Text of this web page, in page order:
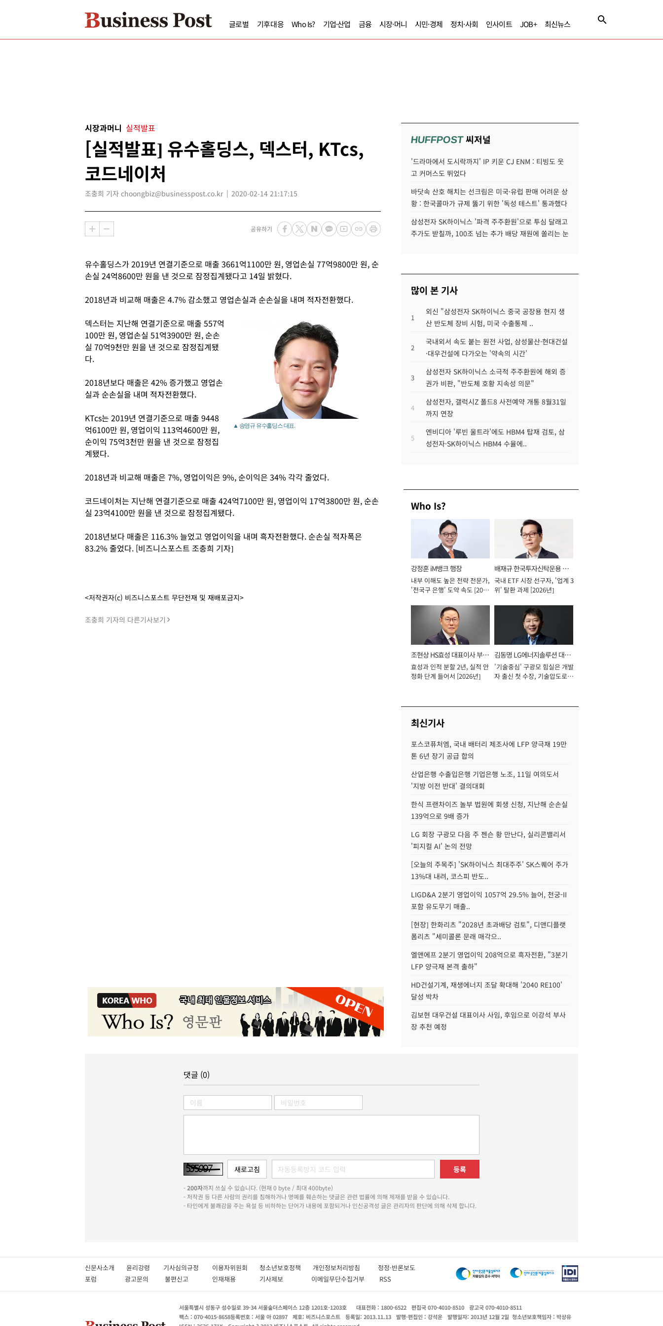
글로벌 기후대응 Who Is? 기업·산업 금융 시장·머니 시민·경제 정치·사회 인사이트 JOB+ 최신뉴스
시장과머니 실적발표
[실적발표] 유수홀딩스, 덱스터, KTcs,
코드네이처
조충희 기자 choongbiz@businesspost.co.kr 2020-02-14 21:17:15
공유하기
유수홀딩스가 2019년 연결기준으로 매출 3661억1100만 원, 영업손실 77억9800만 원, 순
손실 24억8600만 원을 낸 것으로 잠정집계됐다고 14일 밝혔다.
2018년과 비교해 매출은 4.7% 감소했고 영업손실과 순손실을 내며 적자전환했다.
▲ 송영규 유수홀딩스 대표.
덱스터는 지난해 연결기준으로 매출 557억
100만 원, 영업손실 51억3900만 원, 순손
실 70억9천만 원을 낸 것으로 잠정집계됐
다.
2018년보다 매출은 42% 증가했고 영업손
실과 순손실을 내며 적자전환했다.
KTcs는 2019년 연결기준으로 매출 9448
억6100만 원, 영업이익 113억4600만 원,
순이익 75억3천만 원을 낸 것으로 잠정집
계됐다.
2018년과 비교해 매출은 7%, 영업이익은 9%, 순이익은 34% 각각 줄었다.
코드네이처는 지난해 연결기준으로 매출 424억7100만 원, 영업이익 17억3800만 원, 순손
실 23억4100만 원을 낸 것으로 잠정집계됐다.
2018년보다 매출은 116.3% 늘었고 영업이익을 내며 흑자전환했다. 순손실 적자폭은
83.2% 줄었다. [비즈니스포스트 조충희 기자]
<저작권자(c) 비즈니스포스트 무단전재 및 재배포금지>
조충희 기자의 다른기사보기
HUFFPOST씨저널
'드라마에서 도시락까지' IP 키운 CJ ENM : 티빙도 웃
고 커머스도 뛰었다
바닷속 산호 해치는 선크림은 미국·유럽 판매 어려운 상
황 : 한국콜마가 규제 뚫기 위한 '독성 테스트' 통과했다
삼성전자 SK하이닉스 '파격 주주환원'으로 투심 달래고
주가도 받칠까, 100조 넘는 추가 배당 재원에 쏠리는 눈
많이 본 기사
1
외신 "삼성전자 SK하이닉스 중국 공장용 현지 생
산 반도체 장비 시험, 미국 수출통제 ..
2
국내외서 속도 붙는 원전 사업, 삼성물산·현대건설
·대우건설에 다가오는 '약속의 시간'
3
삼성전자 SK하이닉스 소극적 주주환원에 해외 증
권가 비판, "반도체 호황 지속성 의문"
4
삼성전자, 갤럭시Z 폴드8 사전예약 개통 8월31일
까지 연장
5
엔비디아 '루빈 울트라'에도 HBM4 탑재 검토, 삼
성전자·SK하이닉스 HBM4 수율에..
Who Is?
강정훈 iM뱅크 행장
내부 이해도 높은 전략 전문가,
'전국구 은행' 도약 속도 [2026
배재규 한국투자신탁운용 대
표이사 사장
국내 ETF 시장 선구자, '업계 3
위' 탈환 과제 [2026년]
조현상 HS효성 대표이사 부회
장
효성과 인적 분할 2년, 실적 안
정화 단계 들어서 [2026년]
김동명 LG에너지솔루션 대표
이사 사장
'기술중심' 구광모 힘실은 개발
자 출신 첫 수장, 기술압도로
최신기사
포스코퓨처엠, 국내 배터리 제조사에 LFP 양극재 19만
톤 6년 장기 공급 합의
산업은행 수출입은행 기업은행 노조, 11일 여의도서
'지방 이전 반대' 결의대회
한식 프랜차이즈 놀부 법원에 회생 신청, 지난해 순손실
139억으로 9배 증가
LG 회장 구광모 다음 주 젠슨 황 만난다, 실리콘밸리서
'피지컬 AI' 논의 전망
[오늘의 주목주] 'SK하이닉스 최대주주' SK스퀘어 주가
13%대 내려, 코스피 반도..
LIGD&A 2분기 영업이익 1057억 29.5% 늘어, 천궁-II
포함 유도무기 매출..
[현장] 한화리츠 "2028년 초과배당 검토", 디앤디플랫
폼리츠 "세미콜론 문래 매각으..
엘앤에프 2분기 영업이익 208억으로 흑자전환, "3분기
LFP 양극재 본격 출하"
HD건설기계, 재생에너지 조달 확대해 '2040 RE100'
달성 박차
김보현 대우건설 대표이사 사임, 후임으로 이강석 부사
장 추천 예정
댓글 (0)
등록
-200자까지 쓰실 수 있습니다. (현재 0 byte / 최대 400byte)
- 저작권 등 다른 사람의 권리를 침해하거나 명예를 훼손하는 댓글은 관련 법률에 의해 제재를 받을 수 있습니다.
- 타인에게 불쾌감을 주는 욕설 등 비하하는 단어가 내용에 포함되거나 인신공격성 글은 관리자의 판단에 의해 삭제 합니다.
신문사소개 윤리강령 기사심의규정 이용자위원회 청소년보호정책 개인정보처리방침 정정·반론보도
포럼
광고문의 불편신고 인재채용 기사제보 이메일무단수집거부 RSS
서울특별시 성동구 성수일로 39-34 서울숲더스페이스 12층 1201호-1203호 대표전화 : 1800-6522 편집국 070-4010-8510
광고국 070-4010-8511
팩스 : 070-4015-8658등록번호 : 서울 아 02897 제호: 비즈니스포스트 등록일: 2013.11.13 발행·편집인 : 강석운 발행일자: 2013년 12월 2일 청소년보호책임자 : 박상유